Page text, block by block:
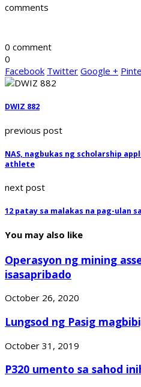
comments
0 comment
0
Facebook Twitter Google +
DWIZ 882
previous post
NAS, nagbukas ng scholarship
athlete
next post
12 patay sa malakas na pag-ulan
You may also like
Operasyon ng mining
isasapribado
October 26, 2020
Lungsod ng Pasig
October 31, 2019
P320 umento sa sahod